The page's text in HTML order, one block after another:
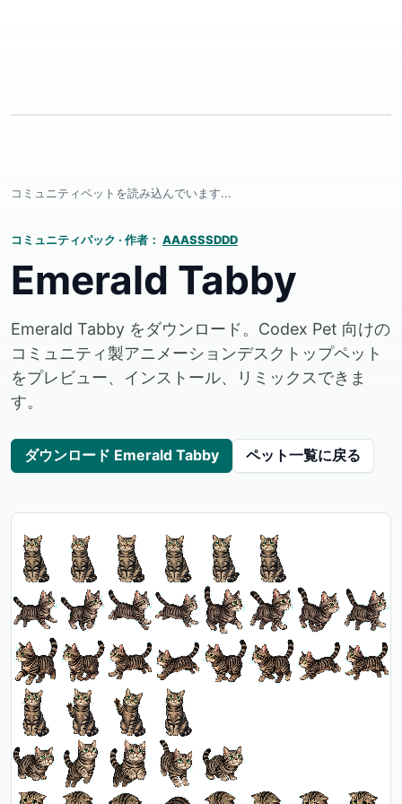
コミュニティペットを読み込んでいます...
コミュニティパック · 作者： AAASSSDDD
Emerald Tabby
Emerald Tabby をダウンロード。Codex Pet 向けの
コミュニティ製アニメーションデスクトップペット
をプレビュー、インストール、リミックスできま
す。
ダウンロード Emerald Tabby ペット一覧に戻る